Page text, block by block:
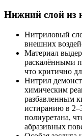
Нижний слой из
Нитриловый
внешних
Материал
раскалёнными
что критично
Нитрил
химическим
разбавленным
истиранию в
полиуретана,
абразивных